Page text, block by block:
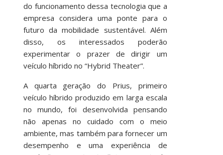
do funcionamento dessa tecnologia que a
empresa considera uma ponte para o
futuro da mobilidade sustentável. Além
disso, os interessados poderão
experimentar o prazer de dirigir um
veículo híbrido no “Hybrid Theater”.
A quarta geração do Prius, primeiro
veículo híbrido produzido em larga escala
no mundo, foi desenvolvida pensando
não apenas no cuidado com o meio
ambiente, mas também para fornecer um
desempenho e uma experiência de